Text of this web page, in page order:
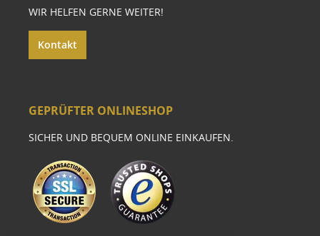
WIR HELFEN GERNE WEITER!
Kontakt
GEPRÜFTER ONLINESHOP
SICHER UND BEQUEM ONLINE EINKAUFEN.